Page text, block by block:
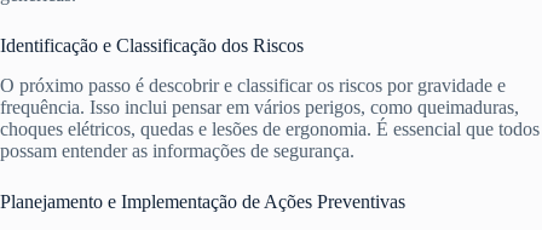
Identificação e Classificação dos Riscos
O próximo passo é descobrir e classificar os riscos por gravidade e
frequência. Isso inclui pensar em vários perigos, como queimaduras,
choques elétricos, quedas e lesões de ergonomia. É essencial que todos
possam entender as informações de segurança.
Planejamento e Implementação de Ações Preventivas